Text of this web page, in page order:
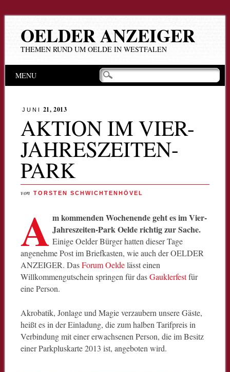
OELDER ANZEIGER
THEMEN RUND UM OELDE IN WESTFALEN
Hauptmenü
Inhalt
MENU
JUNI 21, 2013
AKTION IM VIER-
JAHRESZEITEN-
PARK
von TORSTEN SCHWICHTENHÖVEL
A m kommenden Wochenende geht es im Vier-
Jahreszeiten-Park Oelde richtig zur Sache.
Einige Oelder Bürger hatten dieser Tage
angenehme Post im Briefkasten, wie auch der OELDER
ANZEIGER. DasForum Oeldelässt einen
Willkommengutschein springen für dasGauklerfestfür
eine Person.
Akrobatik, Jonlage und Magie verzaubern unsere Gäste,
heißt es in der Einladung, die zum halben Tarifpreis in
Verbindung mit einer erwachsenen Person, die im Besitz
einer Parkpluskarte 2013 ist, angeboten wird.